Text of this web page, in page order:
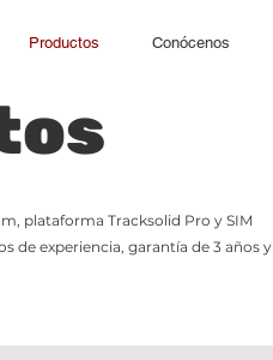
Productos Conócenos
plataforma Tracksolid Pro y SIM
de experiencia, garantía de 3 años y